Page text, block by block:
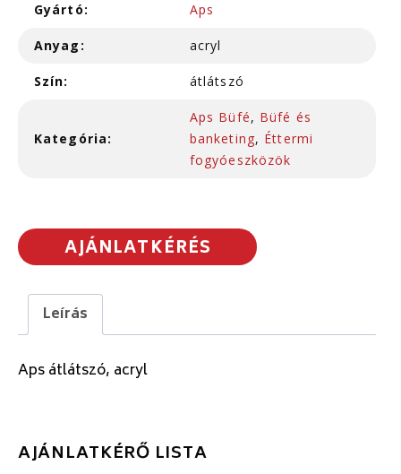
Gyártó: Aps
Anyag: acryl
Szín: átlátszó
Kategória:
Aps Büfé, Büfé és
banketing, Éttermi
fogyóeszközök
AJÁNLATKÉRÉS
Leírás
Aps átlátszó, acryl
AJÁNLATKÉRŐ LISTA